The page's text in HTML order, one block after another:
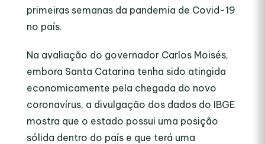
primeiras semanas da pandemia de Covid-19
no país.
Na avaliação do governador Carlos Moisés,
embora Santa Catarina tenha sido atingida
economicamente pela chegada do novo
coronavírus, a divulgação dos dados do IBGE
mostra que o estado possui uma posição
sólida dentro do país e que terá uma